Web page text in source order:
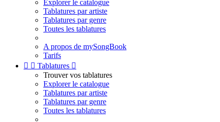
Explorer le catalogue
Tablatures par artiste
Tablatures par genre
Toutes les tablatures
A propos de mySongBook
Tarifs
  Tablatures 
Trouver vos tablatures
Explorer le catalogue
Tablatures par artiste
Tablatures par genre
Toutes les tablatures